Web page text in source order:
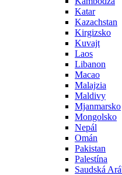
Katar
Kazachstan
Kirgizsko
Kuvajt
Laos
Libanon
Macao
Malajzia
Maldivy
Mjanmarsko
Mongolsko
Nepál
Omán
Pakistan
Palestína
Saudská